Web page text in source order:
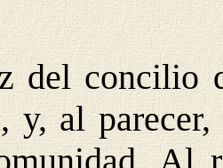
del concilio
y, al